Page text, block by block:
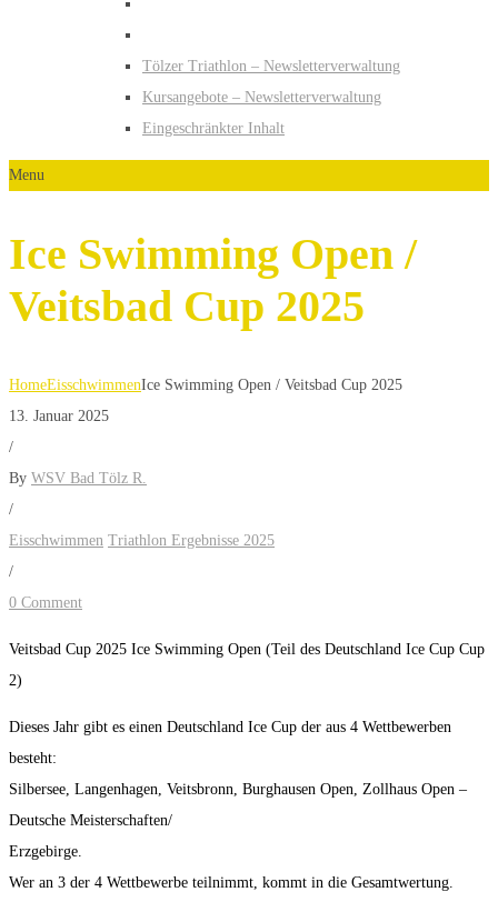
Tölzer Triathlon – Newsletterverwaltung
Kursangebote – Newsletterverwaltung
Eingeschränkter Inhalt
Menu
Ice Swimming Open /
Veitsbad Cup 2025
HomeEisschwimmenIce Swimming Open / Veitsbad Cup 2025
13. Januar 2025
/
By WSV Bad Tölz R.
/
Eisschwimmen Triathlon Ergebnisse 2025
/
0 Comment
Veitsbad Cup 2025 Ice Swimming Open (Teil des Deutschland Ice Cup Cup
2)
Dieses Jahr gibt es einen Deutschland Ice Cup der aus 4 Wettbewerben
besteht:
Silbersee, Langenhagen, Veitsbronn, Burghausen Open, Zollhaus Open –
Deutsche Meisterschaften/
Erzgebirge.
Wer an 3 der 4 Wettbewerbe teilnimmt, kommt in die Gesamtwertung.